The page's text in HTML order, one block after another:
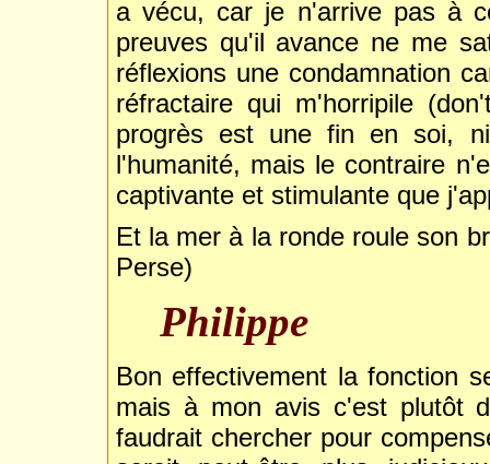
a vécu, car je n'arrive pas à
preuves qu'il avance ne me
réflexions une condamnation
réfractaire qui m'horripile
progrès est une fin en soi,
l'humanité, mais le contraire
captivante et stimulante que
Et la mer à la ronde roule son
Perse)
Philippe
Bon effectivement la fonction
mais à mon avis c'est plutôt
faudrait chercher pour